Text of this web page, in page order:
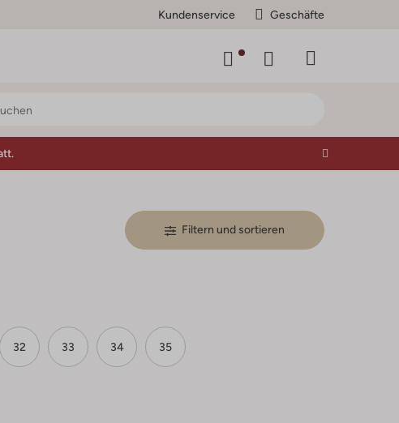
Kundenservice Geschäfte
Filtern und sortieren
32 33 34 35